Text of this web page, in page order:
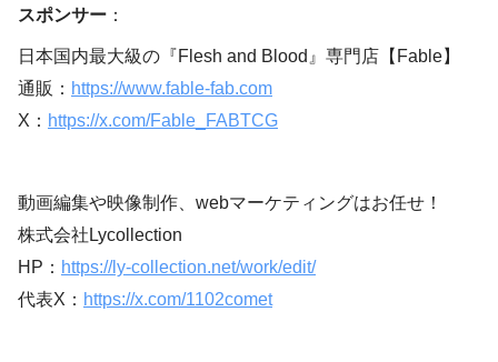
スポンサー ：
日本国内最大級の『Flesh and Blood』専門店【Fable】
通販： https://www.fable-fab.com
X： https://x.com/Fable_FABTCG
動画編集や映像制作、webマーケティングはお任せ！
株式会社Lycollection
HP： https://ly-collection.net/work/edit/
代表X： https://x.com/1102comet